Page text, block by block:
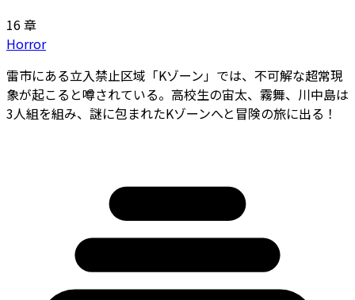
16 章
Horror
雷市にある立入禁止区域「Kゾーン」では、不可解な超常現
象が起こると噂されている。高校生の宙太、霧舞、川中島は
3人組を組み、謎に包まれたKゾーンへと冒険の旅に出る！